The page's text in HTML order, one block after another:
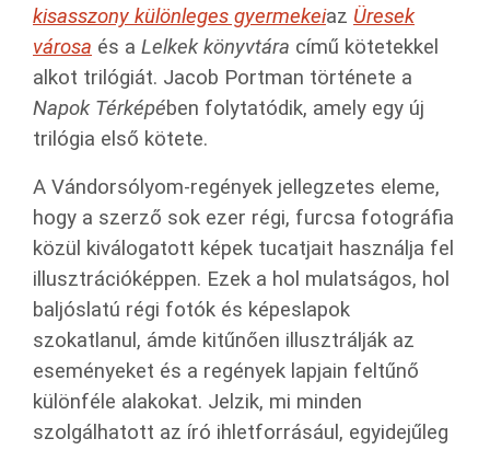
kisasszony különleges gyermekeiaz Üresek
városa és a Lelkek könyvtára című kötetekkel
alkot trilógiát. Jacob Portman története a
Napok Térképében folytatódik, amely egy új
trilógia első kötete.
A Vándorsólyom-regények jellegzetes eleme,
hogy a szerző sok ezer régi, furcsa fotográfia
közül kiválogatott képek tucatjait használja fel
illusztrációképpen. Ezek a hol mulatságos, hol
baljóslatú régi fotók és képeslapok
szokatlanul, ámde kitűnően illusztrálják az
eseményeket és a regények lapjain feltűnő
különféle alakokat. Jelzik, mi minden
szolgálhatott az író ihletforrásául, egyidejűleg